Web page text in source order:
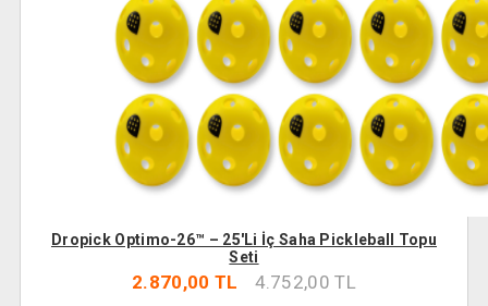
Dropick Optimo-26™ – 25'li İç Saha Pickleball Topu
Seti
2.870,00 TL 4.752,00 TL